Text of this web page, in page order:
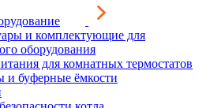
и комплектующие для
оборудования
для комнатных термостатов
и буферные ёмкости